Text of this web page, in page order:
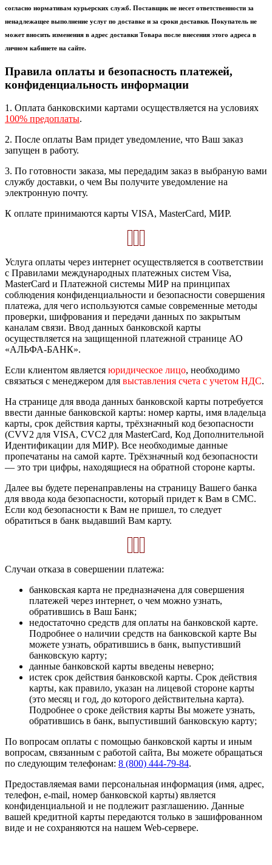
согласно нормативам курьерских служб. Поставщик не несет ответственности за
ненадлежащее выполнение услуг по доставке и за сроки доставки. Покупатель не
может вносить изменения в адрес доставки Товара после внесения этого адреса в
личном кабинете на сайте.
Правила оплаты и безопасность платежей,
конфиденциальность информации
1. Оплата банковскими картами осуществляется на условиях
100% предоплаты.
2. После оплаты Вам придет уведомление, что Ваш заказ
запущен в работу.
3. По готовности заказа, мы передадим заказ в выбраную вами
службу доставки, о чем Вы получите уведомление на
электронную почту.
К оплате принимаются карты VISA, MasterCard, МИР.
Услуга оплаты через интернет осуществляется в соответствии
с Правилами международных платежных систем Visa,
MasterCard и Платежной системы МИР на принципах
соблюдения конфиденциальности и безопасности совершения
платежа, для чего используются самые современные методы
проверки, шифрования и передачи данных по закрытым
каналам связи. Ввод данных банковской карты
осуществляется на защищенной платежной странице АО
«АЛЬФА-БАНК».
Если клиентом является юридическое лицо, необходимо
связаться с менеджером для выставления счета с учетом НДС.
На странице для ввода данных банковской карты потребуется
ввести данные банковской карты: номер карты, имя владельца
карты, срок действия карты, трёхзначный код безопасности
(CVV2 для VISA, CVC2 для MasterCard, Код Дополнительной
Идентификации для МИР). Все необходимые данные
пропечатаны на самой карте. Трёхзначный код безопасности
— это три цифры, находящиеся на обратной стороне карты.
Далее вы будете перенаправлены на страницу Вашего банка
для ввода кода безопасности, который придет к Вам в СМС.
Если код безопасности к Вам не пришел, то следует
обратиться в банк выдавший Вам карту.
Случаи отказа в совершении платежа:
банковская карта не предназначена для совершения
платежей через интернет, о чем можно узнать,
обратившись в Ваш Банк;
недостаточно средств для оплаты на банковской карте.
Подробнее о наличии средств на банковской карте Вы
можете узнать, обратившись в банк, выпустивший
банковскую карту;
данные банковской карты введены неверно;
истек срок действия банковской карты. Срок действия
карты, как правило, указан на лицевой стороне карты
(это месяц и год, до которого действительна карта).
Подробнее о сроке действия карты Вы можете узнать,
обратившись в банк, выпустивший банковскую карту;
По вопросам оплаты с помощью банковской карты и иным
вопросам, связанным с работой сайта, Вы можете обращаться
по следующим телефонам: 8 (800) 444-79-84.
Предоставляемая вами персональная информация (имя, адрес,
телефон, e-mail, номер банковской карты) является
конфиденциальной и не подлежит разглашению. Данные
вашей кредитной карты передаются только в зашифрованном
виде и не сохраняются на нашем Web-сервере.